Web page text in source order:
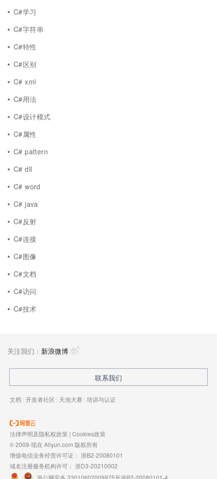
C#学习
C#字符串
C#特性
C#区别
C# xml
C#用法
C#设计模式
C#属性
C# pattern
C# dll
C# word
C# java
C#反射
C#连接
C#图像
C#文档
C#访问
C#技术
关注我们： 新浪微博
联系我们
文档 | 开发者社区 | 天池大赛 | 培训与认证
法律声明及隐私权政策 | Cookies政策
© 2009-现在 Aliyun.com 版权所有
增值电信业务经营许可证： 浙B2-20080101
域名注册服务机构许可： 浙D3-20210002
浙公网安备 33010602009975号浙B2-20080101-4